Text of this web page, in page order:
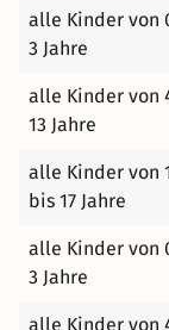
Tag bei Karls
ausgiebigen
verschiedene
Holzofenbrot,
Freizeitpark
Spaß, Genuss
Gäste. Zu den
Raupenbahn
alle Kinder von
3 Jahre
alle Kinder von
13 Jahre
alle Kinder von
bis 17 Jahre
alle Kinder von
3 Jahre
alle Kinder von